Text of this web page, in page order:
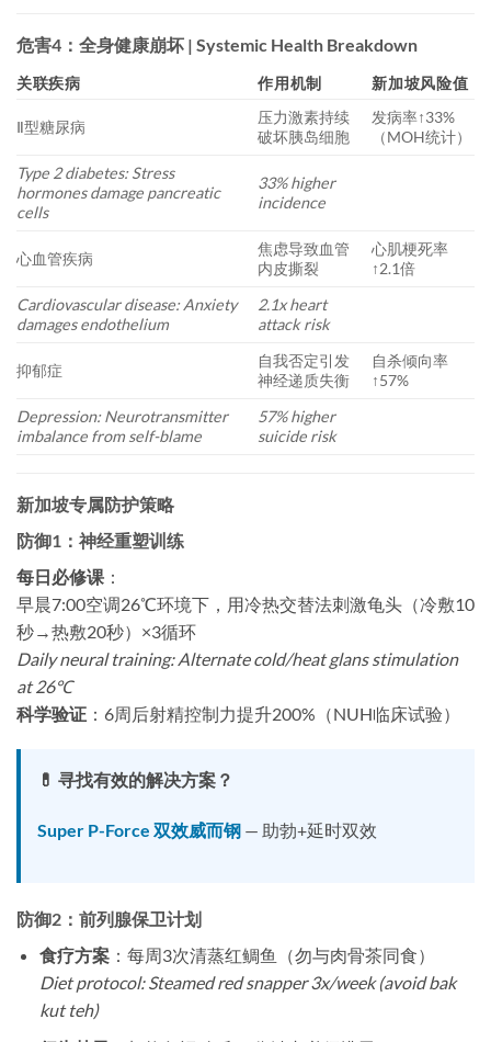
危害4：全身健康崩坏 | Systemic Health Breakdown
关联疾病 作用机制 新加坡风险值
Ⅱ型糖尿病
压力激素持续
破坏胰岛细胞
发病率↑33%
（MOH统计）
Type 2 diabetes: Stress
hormones damage pancreatic
cells
33% higher
incidence
心血管疾病
焦虑导致血管
内皮撕裂
心肌梗死率
↑2.1倍
Cardiovascular disease: Anxiety
damages endothelium
2.1x heart
attack risk
抑郁症
自我否定引发
神经递质失衡
自杀倾向率
↑57%
Depression: Neurotransmitter
imbalance from self-blame
57% higher
suicide risk
新加坡专属防护策略
防御1：神经重塑训练
每日必修课 ​：
早晨7:00空调26℃环境下，用冷热交替法刺激龟头（冷敷10
秒→热敷20秒）×3循环
Daily neural training: Alternate cold/heat glans stimulation
at 26℃
科学验证 ​：6周后射精控制力提升200%（NUH临床试验）
💊 寻找有效的解决方案？
Super P-Force 双效威而钢 — 助勃+延时双效
防御2：前列腺保卫计划
食疗方案​：每周3次清蒸红鲷鱼（勿与肉骨茶同食）
Diet protocol: Steamed red snapper 3x/week (avoid bak
kut teh)